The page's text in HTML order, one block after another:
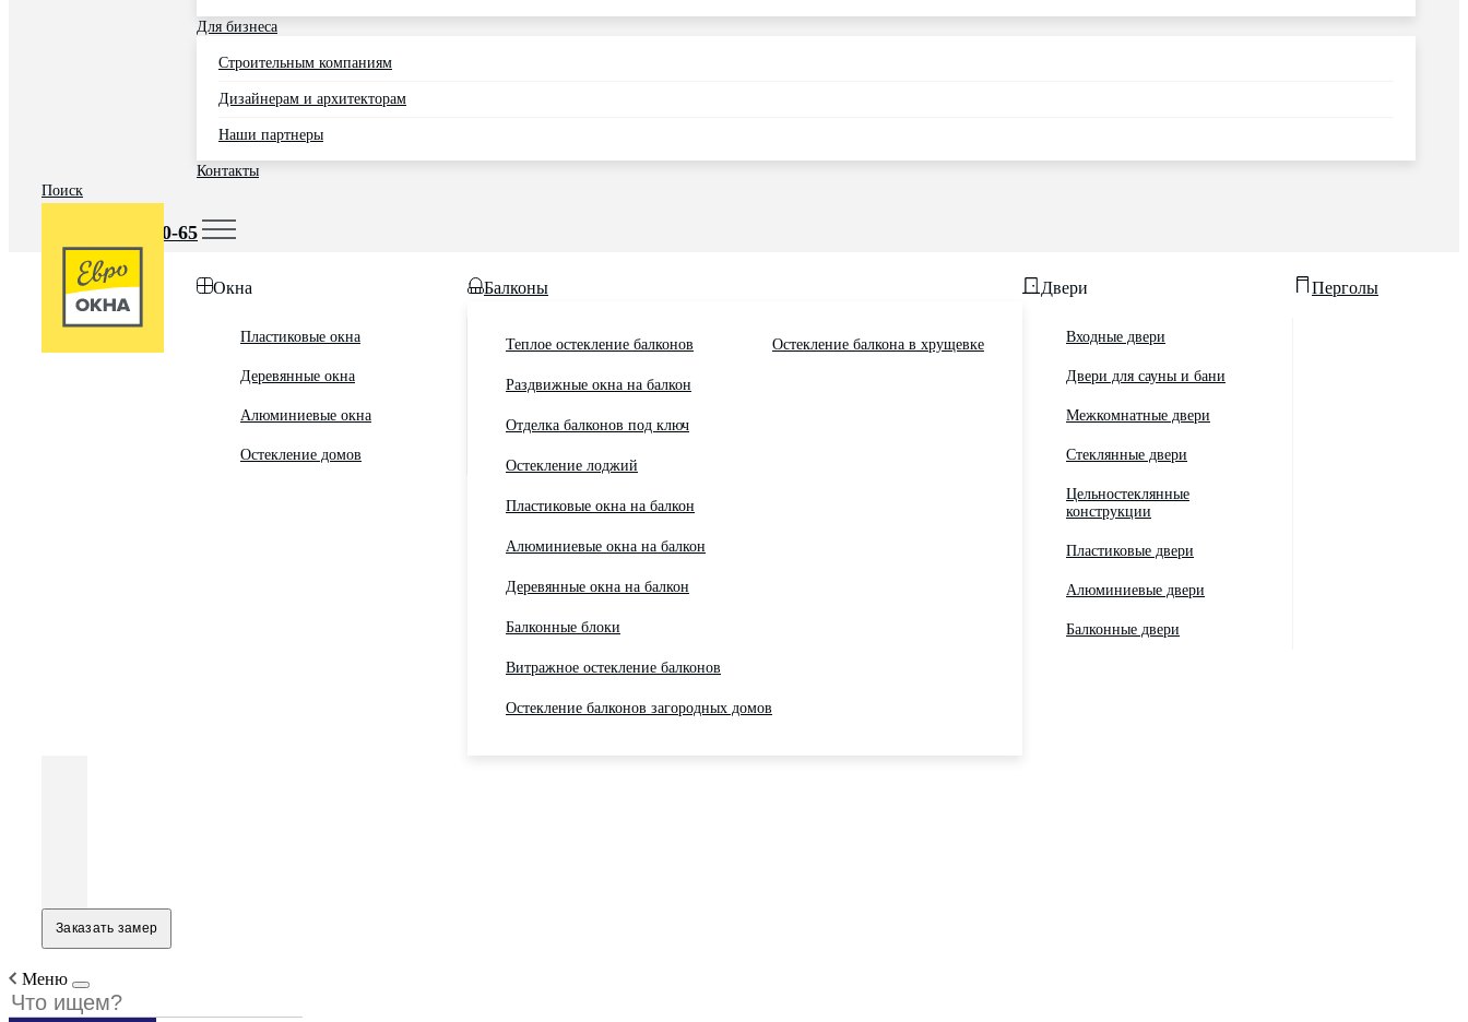
Для бизнеса
Строительным компаниям
Дизайнерам и архитекторам
Наши партнеры
Контакты
Поиск
+7 (495) 725-60-65
Окна
Пластиковые окна
Деревянные окна
Алюминиевые окна
Остекление домов
Балконы
Теплое остекление балконов
Раздвижные окна на балкон
Отделка балконов под ключ
Остекление лоджий
Пластиковые окна на балкон
Алюминиевые окна на балкон
Деревянные окна на балкон
Балконные блоки
Витражное остекление балконов
Остекление балконов загородных домов
Остекление балкона в хрущевке
Двери
Входные двери
Двери для сауны и бани
Межкомнатные двери
Стеклянные двери
Цельностеклянные
конструкции
Пластиковые двери
Алюминиевые двери
Балконные двери
Перголы
Заказать замер
Меню